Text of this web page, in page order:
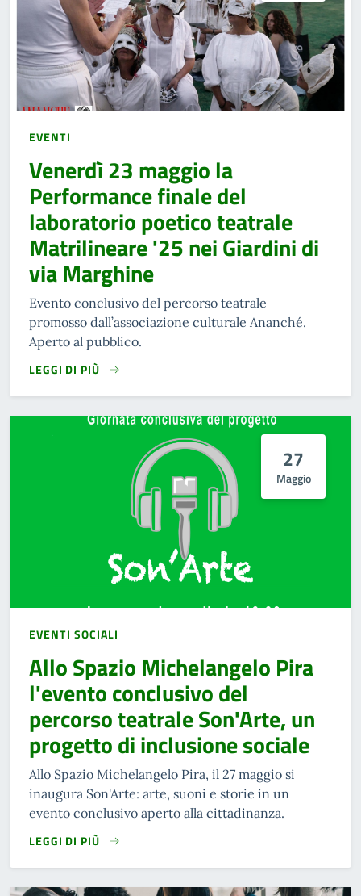
EVENTI
Venerdì 23 maggio la
Performance finale del
laboratorio poetico teatrale
Matrilineare '25 nei Giardini di
via Marghine
Evento conclusivo del percorso teatrale
promosso dall’associazione culturale Ananché.
Aperto al pubblico.
LEGGI DI PIÙ
27
Maggio
EVENTI SOCIALI
Allo Spazio Michelangelo Pira
l'evento conclusivo del
percorso teatrale Son'Arte, un
progetto di inclusione sociale
Allo Spazio Michelangelo Pira, il 27 maggio si
inaugura Son'Arte: arte, suoni e storie in un
evento conclusivo aperto alla cittadinanza.
LEGGI DI PIÙ